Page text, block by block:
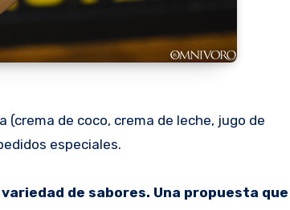
de coco, crema de leche, jugo de
especiales.
de sabores. Una propuesta que